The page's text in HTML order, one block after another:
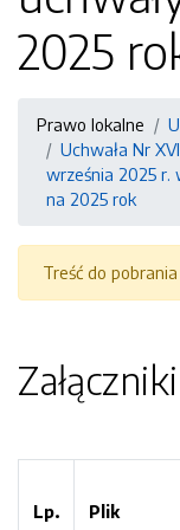
2025
Prawo lokalne
Uchwała Nr
września 2025 r.
na 2025 rok
Treść do
Lp. Plik